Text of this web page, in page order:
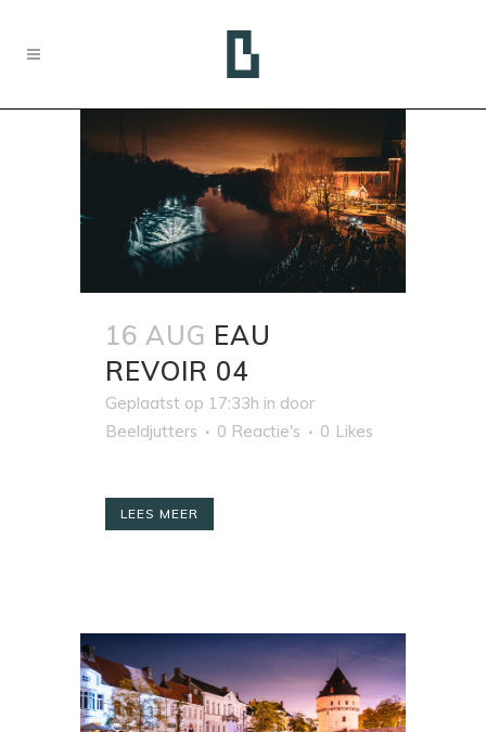
16 AUG EAU
REVOIR 04
Geplaatst op 17:33h in door
Beeldjutters
0 Reactie's 0 Likes
LEES MEER